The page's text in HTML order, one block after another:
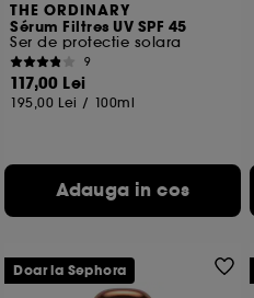
THE ORDINARY
Sérum Filtres UV SPF 45
Ser de protectie solara
9
117,00 Lei
195,00 Lei / 100ml
Adauga in cos
Doar la Sephora